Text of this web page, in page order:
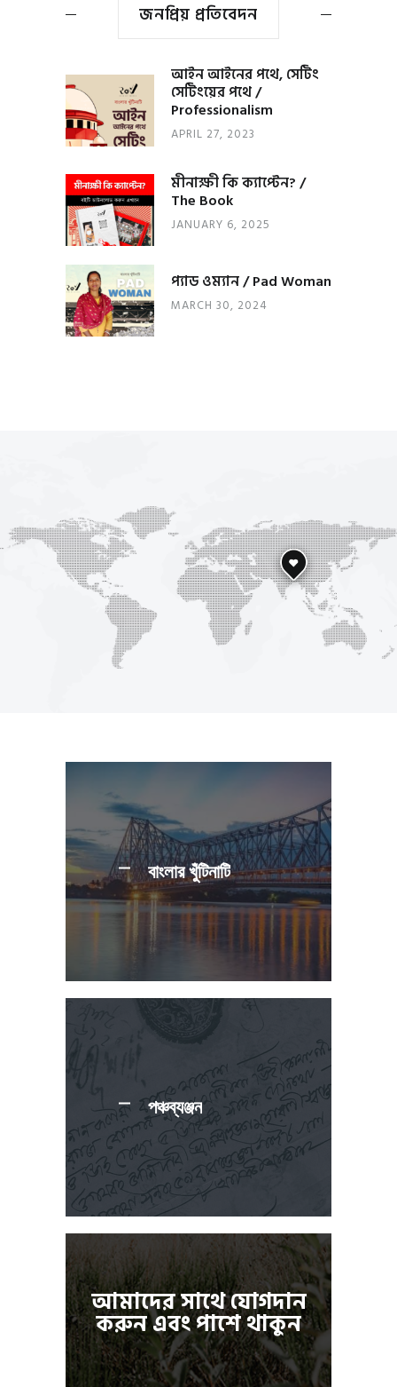
জনপ্রিয় প্রতিবেদন
আইন আইনের পথে, সেটিং
সেটিংয়ের পথে /
Professionalism
APRIL 27, 2023
মীনাক্ষী কি ক্যাপ্টেন? /
The Book
JANUARY 6, 2025
প্যাড ওম্যান / Pad Woman
MARCH 30, 2024
বাংলার খুঁটিনাটি
পঞ্চব্যঞ্জন
আমাদের সাথে যোগদান
করুন এবং পাশে থাকুন